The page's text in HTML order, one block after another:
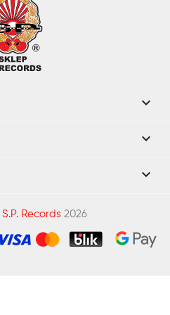



S.P. Records2026